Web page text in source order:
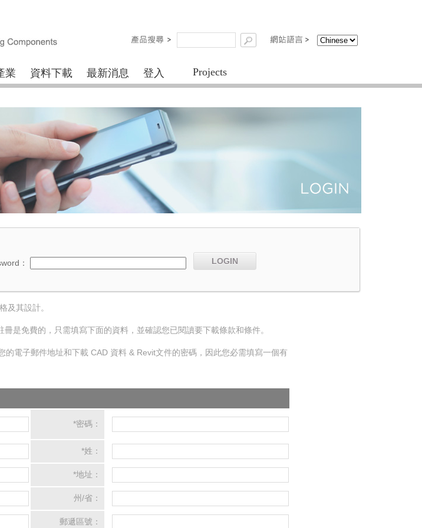
業 資料下載 最新消息 登入 Projects
：
及其設計。
是免費的，只需填寫下面的資料，並確認您已閱讀要下載條款和條件。
電子郵件地址和下載 CAD 資料 & Revit文件的密碼，因此您必需填寫一個有
*密碼：
*姓：
*地址：
州/省：
郵遞區號：